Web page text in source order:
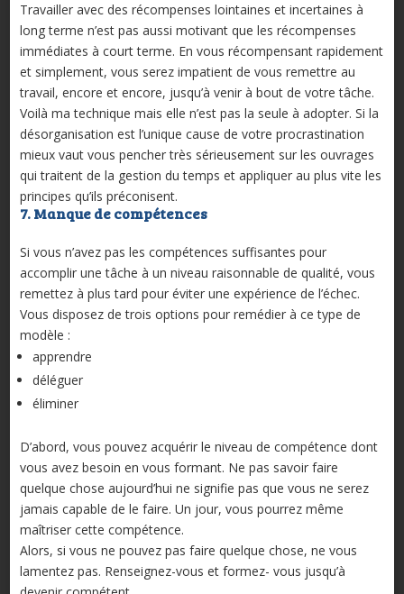
Travailler avec des récompenses lointaines et incertaines à
long terme n’est pas aussi motivant que les récompenses
immédiates à court terme. En vous récompensant rapidement
et simplement, vous serez impatient de vous remettre au
travail, encore et encore, jusqu’à venir à bout de votre tâche.
Voilà ma technique mais elle n’est pas la seule à adopter. Si la
désorganisation est l’unique cause de votre procrastination
mieux vaut vous pencher très sérieusement sur les ouvrages
qui traitent de la gestion du temps et appliquer au plus vite les
principes qu’ils préconisent.
7. Manque de compétences
Si vous n’avez pas les compétences suffisantes pour
accomplir une tâche à un niveau raisonnable de qualité, vous
remettez à plus tard pour éviter une expérience de l’échec.
Vous disposez de trois options pour remédier à ce type de
modèle :
apprendre
déléguer
éliminer
D’abord, vous pouvez acquérir le niveau de compétence dont
vous avez besoin en vous formant. Ne pas savoir faire
quelque chose aujourd’hui ne signifie pas que vous ne serez
jamais capable de le faire. Un jour, vous pourrez même
maîtriser cette compétence.
Alors, si vous ne pouvez pas faire quelque chose, ne vous
lamentez pas. Renseignez-vous et formez- vous jusqu’à